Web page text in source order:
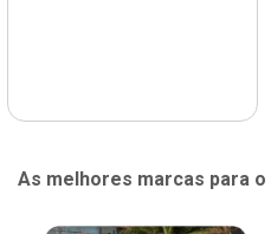
As melhores marcas para